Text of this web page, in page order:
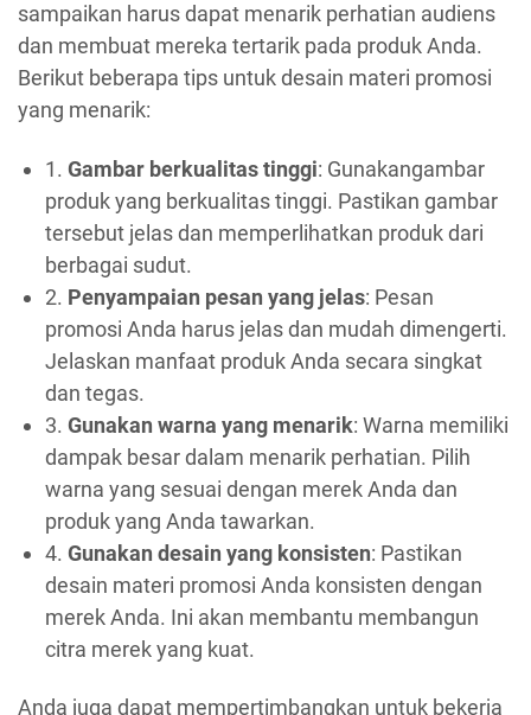
sampaikan harus dapat menarik perhatian audiens
dan membuat mereka tertarik pada produk Anda.
Berikut beberapa tips untuk desain materi promosi
yang menarik:
1. Gambar berkualitas tinggi: Gunakangambar
produk yang berkualitas tinggi. Pastikan gambar
tersebut jelas dan memperlihatkan produk dari
berbagai sudut.
2. Penyampaian pesan yang jelas: Pesan
promosi Anda harus jelas dan mudah dimengerti.
Jelaskan manfaat produk Anda secara singkat
dan tegas.
3. Gunakan warna yang menarik: Warna memiliki
dampak besar dalam menarik perhatian. Pilih
warna yang sesuai dengan merek Anda dan
produk yang Anda tawarkan.
4. Gunakan desain yang konsisten: Pastikan
desain materi promosi Anda konsisten dengan
merek Anda. Ini akan membantu membangun
citra merek yang kuat.
Anda juga dapat mempertimbangkan untuk bekerja